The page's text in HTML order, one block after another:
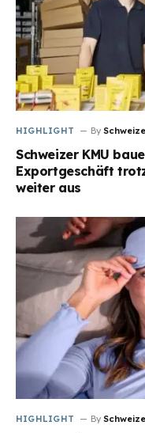
HIGHLIGHT By
Schweizer KMU
Exportgeschäft
weiter aus
HIGHLIGHT By